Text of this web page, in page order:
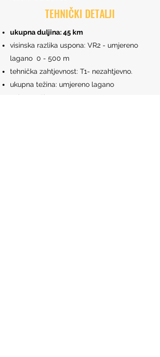
TEHNIČKI DETALJI
ukupna duljina: 45 km
visinska razlika uspona: VR2 - umjereno
lagano 0 - 500 m
tehnička zahtjevnost: T1- nezahtjevno.
ukupna težina: umjereno lagano
ocjena težine 2/5